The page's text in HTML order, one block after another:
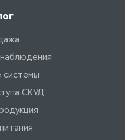
СКУД